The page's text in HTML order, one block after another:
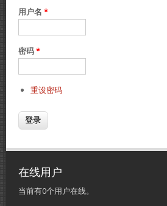
用户名 *
密码*
重设密码
在线用户
当前有0个用户在线。